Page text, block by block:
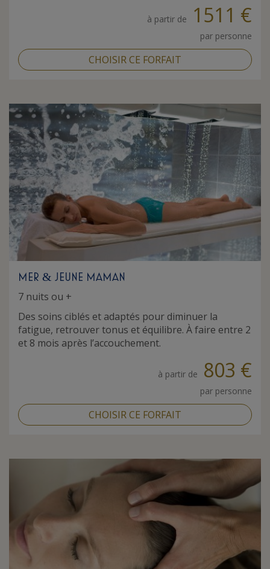
à partir de 1511 €
par personne
CHOISIR CE FORFAIT
MER & JEUNE MAMAN
7 nuits ou +
Des soins ciblés et adaptés pour diminuer la
fatigue, retrouver tonus et équilibre. À faire entre 2
et 8 mois après l’accouchement.
à partir de 803 €
par personne
CHOISIR CE FORFAIT